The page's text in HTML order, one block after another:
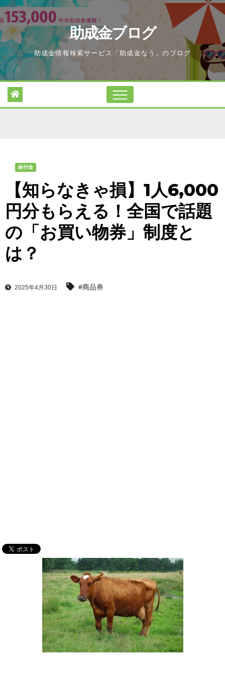
Skip
to
content
助成金ブログ
助成金情報検索サービス「助成金なう」のブログ
給付金
【知らなきゃ損】1人6,000
円分もらえる！全国で話題
の「お買い物券」制度と
は？
2025年4月30日 #商品券